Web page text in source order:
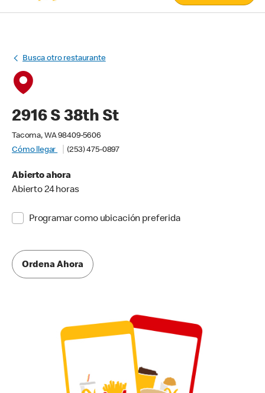
Busca otro restaurante
2916 S 38th St
Tacoma, WA 98409-5606
Cómo llegar
(253) 475-0897
Abierto ahora
Abierto 24 horas
Programar como ubicación preferida
Ordena Ahora